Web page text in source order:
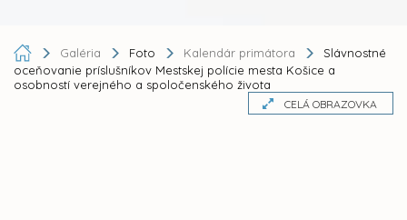
Galéria Foto Kalendár primátora
Slávnostné
oceňovanie príslušníkov Mestskej polície mesta Košice a
osobností verejného a spoločenského života
CELÁ OBRAZOVKA